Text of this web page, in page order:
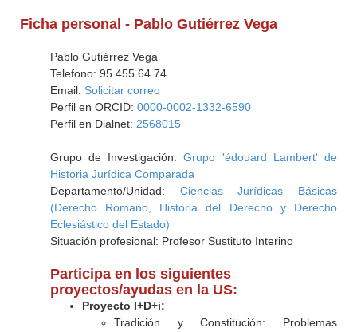
Ficha personal - Pablo Gutiérrez Vega
Pablo Gutiérrez Vega
Telefono: 95 455 64 74
Email: Solicitar correo
Perfil en ORCID: 0000-0002-1332-6590
Perfil en Dialnet: 2568015
Grupo de Investigación:Grupo 'édouard Lambert' de
Historia Jurídica Comparada
Departamento/Unidad: Ciencias Jurídicas Básicas
(Derecho Romano, Historia del Derecho y Derecho
Eclesiástico del Estado)
Situación profesional: Profesor Sustituto Interino
Participa en los siguientes
proyectos/ayudas en la US:
Proyecto I+D+i:
Tradición y Constitución: Problemas